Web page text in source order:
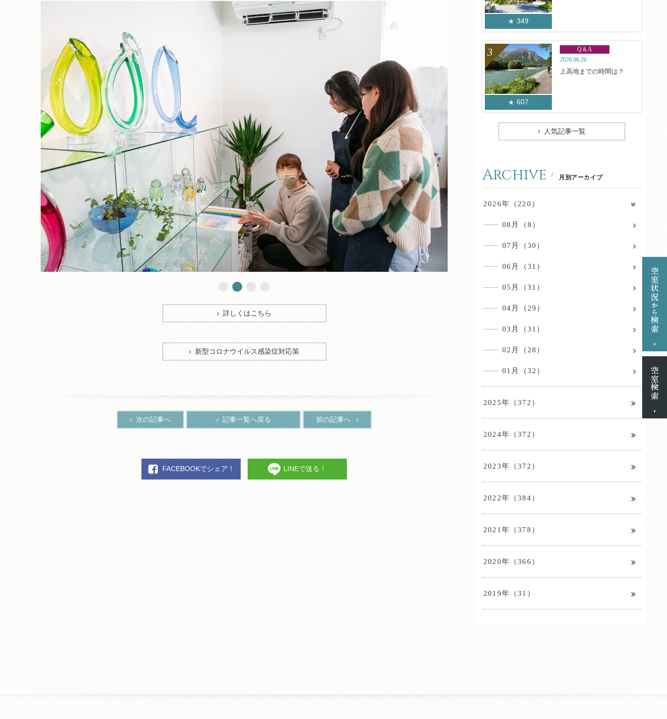
詳しくはこちら
新型コロナウイルス感染症対応策
次の記事へ 記事一覧へ戻る 前の記事へ
FACEBOOKでシェア！ LINEで送る！
349
607
Q＆A
2026.06.26
上高地までの時間は？
人気記事一覧
Archive 月別アーカイブ
2026年（220）
08月（8）
07月（30）
06月（31）
05月（31）
04月（29）
03月（31）
02月（28）
01月（32）
2025年（372）
2024年（372）
2023年（372）
2022年（384）
2021年（378）
2020年（366）
2019年（31）